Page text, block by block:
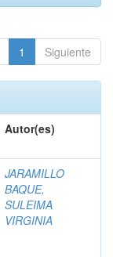
1 Siguiente
Autor(es)
JARAMILLO
BAQUE,
SULEIMA
VIRGINIA